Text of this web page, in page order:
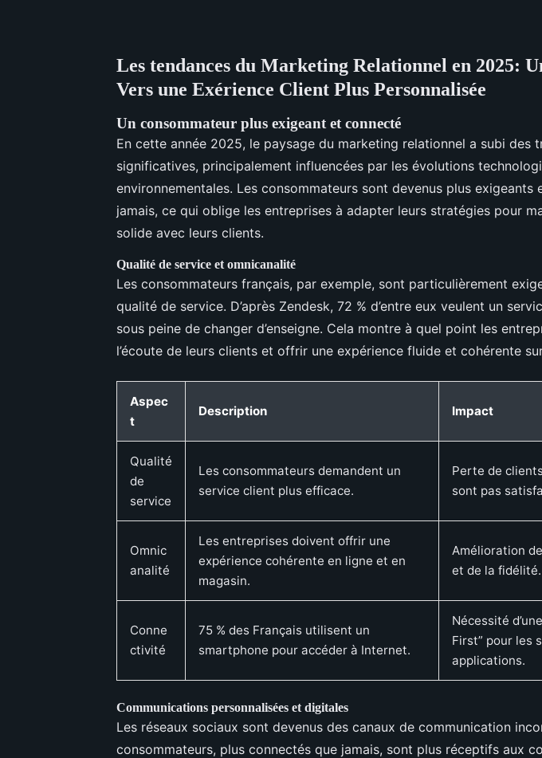
Les tendances du Marketing Relationnel en 2025:
Vers une Exérience Client Plus Personnalisée
Un consommateur plus exigeant et connecté
En cette année 2025, le paysage du marketing relationnel a subi des
significatives, principalement influencées par les évolutions
environnementales. Les consommateurs sont devenus plus exigeants
jamais, ce qui oblige les entreprises à adapter leurs stratégies pour
solide avec leurs clients.
Qualité de service et omnicanalité
Les consommateurs français, par exemple, sont particulièrement
qualité de service. D’après Zendesk, 72 % d’entre eux veulent un
sous peine de changer d’enseigne. Cela montre à quel point les
l’écoute de leurs clients et offrir une expérience fluide et cohérente
Aspec
t
Description Impact
Qualité
de
service
Les consommateurs demandent un
service client plus efficace.
Perte de
sont pas
Omnic
analité
Les entreprises doivent offrir une
expérience cohérente en ligne et en
magasin.
Amélioration
et de la fidélité.
Conne
ctivité
75 % des Français utilisent un
smartphone pour accéder à Internet.
Nécessité
First” pour les
applications.
Communications personnalisées et digitales
Les réseaux sociaux sont devenus des canaux de communication
consommateurs, plus connectés que jamais, sont plus réceptifs aux